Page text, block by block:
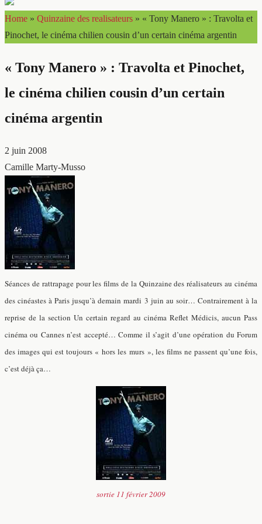
Home » Quinzaine des realisateurs » « Tony Manero » : Travolta et
Pinochet, le cinéma chilien cousin d’un certain cinéma argentin
« Tony Manero » : Travolta et Pinochet,
le cinéma chilien cousin d’un certain
cinéma argentin
2 juin 2008
Camille Marty-Musso
Séances de rattrapage pour les films de la Quinzaine des réalisateurs au cinéma
des cinéastes à Paris jusqu’à demain mardi 3 juin au soir… Contrairement à la
reprise de la section Un certain regard au cinéma Reflet Médicis, aucun Pass
cinéma ou Cannes n’est accepté… Comme il s’agit d’une opération du Forum
des images qui est toujours « hors les murs », les films ne passent qu’une fois,
c’est déjà ça…
sortie 11 février 2009